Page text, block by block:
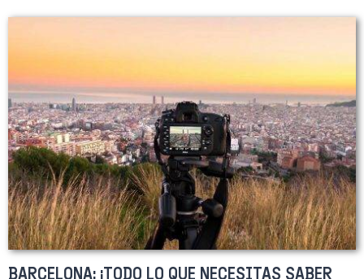
¡RESERVA
PLAZA
Y
CON
ANTELACIÓN!
BARCELONA: ¡TODO LO QUE NECESITAS SABER